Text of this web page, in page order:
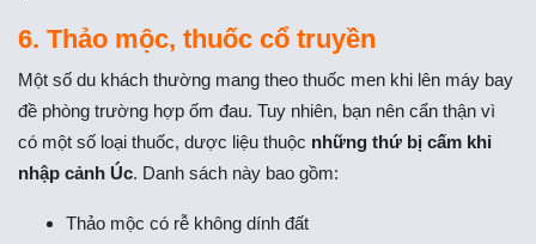
6. Thảo mộc, thuốc cổ truyền
Một số du khách thường mang theo thuốc men khi lên máy bay
đề phòng trường hợp ốm đau. Tuy nhiên, bạn nên cẩn thận vì
có một số loại thuốc, dược liệu thuộc những thứ bị cấm khi
nhập cảnh Úc. Danh sách này bao gồm:
Thảo mộc có rễ không dính đất